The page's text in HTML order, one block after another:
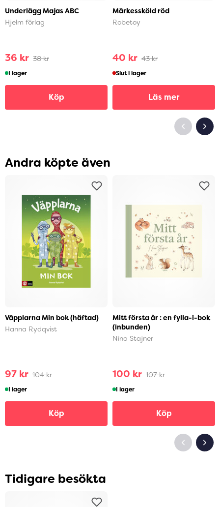
Underlägg Majas ABC
Hjelm förlag
36 kr 38 kr
I lager
Köp
Märkessköld röd
Robetoy
40 kr 43 kr
Slut i lager
Läs mer
Andra köpte även
Väpplarna Min bok (häftad)
Hanna Rydqvist
97 kr 104 kr
I lager
Köp
Mitt första år : en fylla-i-bok
(inbunden)
Nina Stajner
100 kr 107 kr
I lager
Köp
Tidigare besökta